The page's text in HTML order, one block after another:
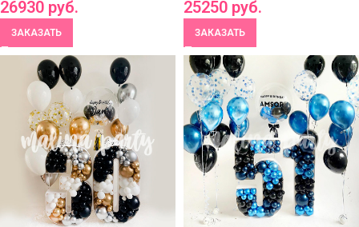
26930 руб.
ЗАКАЗАТЬ
25250 руб.
ЗАКАЗАТЬ